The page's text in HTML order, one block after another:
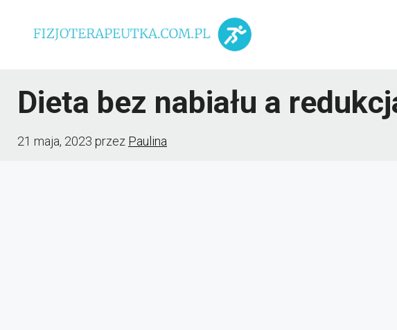
Dieta bez nabiału a
21 maja, 2023 przez Paulina